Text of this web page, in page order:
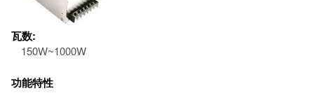
瓦数:
150W~1000W
功能特性